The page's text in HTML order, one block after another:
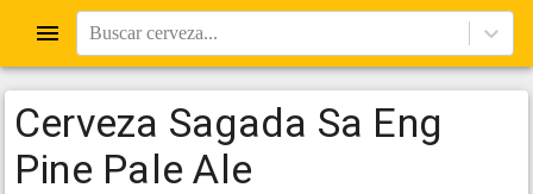
Buscar cerveza...
Cerveza Sagada Sa Eng
Pine Pale Ale